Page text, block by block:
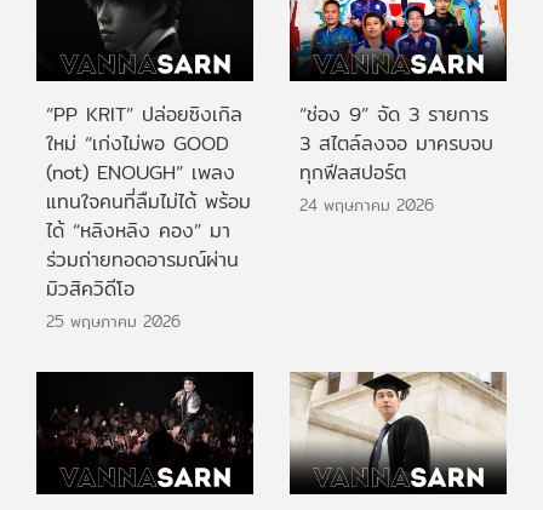
“PP KRIT” ปล่อยซิงเกิล
ใหม่ “เก่งไม่พอ GOOD
(not) ENOUGH” เพลง
แทนใจคนที่ลืมไม่ได้ พร้อม
ได้ “หลิงหลิง คอง” มา
ร่วมถ่ายทอดอารมณ์ผ่าน
มิวสิควิดีโอ
25 พฤษภาคม 2026
“ช่อง 9” จัด 3 รายการ
3 สไตล์ลงจอ มาครบจบ
ทุกฟีลสปอร์ต
24 พฤษภาคม 2026